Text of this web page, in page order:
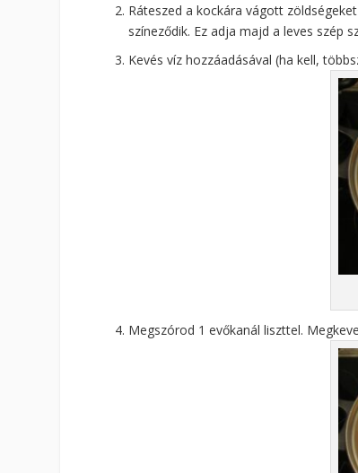
Ráteszed a kockára vágott
színeződik. Ez adja majd a leves szép
Kevés víz hozzáadásával (ha kell,
Megszórod 1 evőkanál liszttel.